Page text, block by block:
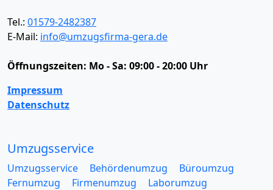
Tel.: 01579-2482387
E-Mail: info@umzugsfirma-gera.de
Öffnungszeiten: Mo - Sa: 09:00 - 20:00 Uhr
Impressum
Datenschutz
Umzugsservice
Umzugsservice Behördenumzug
Büroumzug
Fernumzug
Firmenumzug
Laborumzug